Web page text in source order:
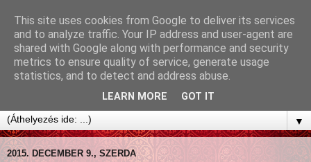
▼
2015. DECEMBER 9., SZERDA
This site uses cookies from Google to deliver its services
and to analyze traffic. Your IP address and user-agent are
shared with Google along with performance and security
metrics to ensure quality of service, generate usage
statistics, and to detect and address abuse.
LEARN MORE GOT IT